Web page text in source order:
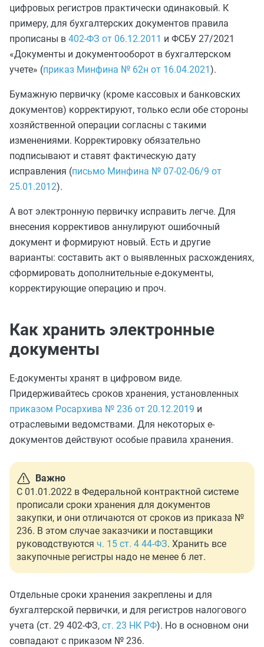
цифровых регистров практически одинаковый. К
примеру, для бухгалтерских документов правила
прописаны в 402-ФЗ от 06.12.2011 и ФСБУ 27/2021
«Документы и документооборот в бухгалтерском
учете» (приказ Минфина № 62н от 16.04.2021).
Бумажную первичку (кроме кассовых и банковских
документов) корректируют, только если обе стороны
хозяйственной операции согласны с такими
изменениями. Корректировку обязательно
подписывают и ставят фактическую дату
исправления (письмо Минфина № 07-02-06/9 от
25.01.2012).
А вот электронную первичку исправить легче. Для
внесения коррективов аннулируют ошибочный
документ и формируют новый. Есть и другие
варианты: составить акт о выявленных расхождениях,
сформировать дополнительные е-документы,
корректирующие операцию и проч.
Как хранить электронные
документы
Е-документы хранят в цифровом виде.
Придерживайтесь сроков хранения, установленных
приказом Росархива № 236 от 20.12.2019 и
отраслевыми ведомствами. Для некоторых е-
документов действуют особые правила хранения.
Важно
С 01.01.2022 в Федеральной контрактной системе
прописали сроки хранения для документов
закупки, и они отличаются от сроков из приказа №
236. В этом случае заказчики и поставщики
руководствуются ч. 15 ст. 4 44-ФЗ. Хранить все
закупочные регистры надо не менее 6 лет.
Отдельные сроки хранения закреплены и для
бухгалтерской первички, и для регистров налогового
учета (ст. 29 402-ФЗ, ст. 23 НК РФ). Но в основном они
совпадают с приказом № 236.